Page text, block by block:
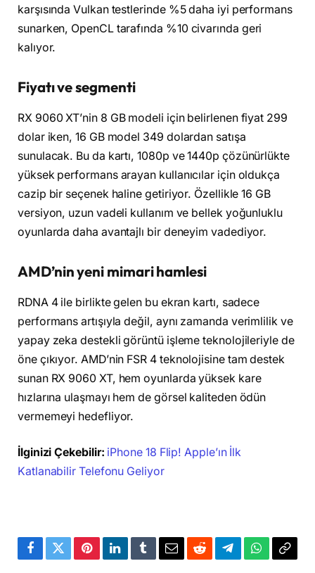
karşısında Vulkan testlerinde %5 daha iyi performans
sunarken, OpenCL tarafında %10 civarında geri
kalıyor.
Fiyatı ve segmenti
RX 9060 XT’nin 8 GB modeli için belirlenen fiyat 299
dolar iken, 16 GB model 349 dolardan satışa
sunulacak. Bu da kartı, 1080p ve 1440p çözünürlükte
yüksek performans arayan kullanıcılar için oldukça
cazip bir seçenek haline getiriyor. Özellikle 16 GB
versiyon, uzun vadeli kullanım ve bellek yoğunluklu
oyunlarda daha avantajlı bir deneyim vadediyor.
AMD’nin yeni mimari hamlesi
RDNA 4 ile birlikte gelen bu ekran kartı, sadece
performans artışıyla değil, aynı zamanda verimlilik ve
yapay zeka destekli görüntü işleme teknolojileriyle de
öne çıkıyor. AMD’nin FSR 4 teknolojisine tam destek
sunan RX 9060 XT, hem oyunlarda yüksek kare
hızlarına ulaşmayı hem de görsel kaliteden ödün
vermemeyi hedefliyor.
İlginizi Çekebilir: iPhone 18 Flip! Apple’ın İlk
Katlanabilir Telefonu Geliyor
Facebook
TwitterPinterestLinkedInTumblrEmailRedditTelegramWhatsApp